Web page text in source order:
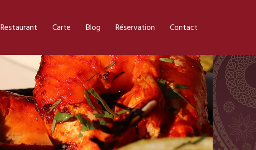
Restaurant Carte Blog Réservation Contact